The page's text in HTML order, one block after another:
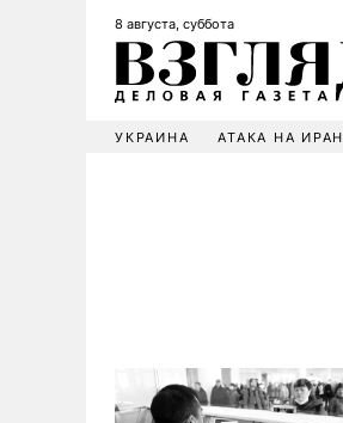
8 августа, суббота
УКРАИНА АТАКА НА ИРАН